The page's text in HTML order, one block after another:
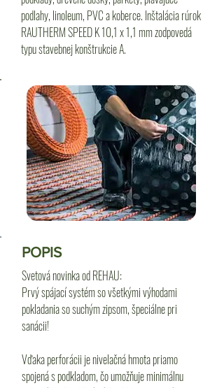
podlahy, linoleum, PVC a koberce. Inštalácia rúrok
RAUTHERM SPEED K 10,1 x 1,1 mm zodpovedá
typu stavebnej konštrukcie A.
POPIS
Svetová novinka od REHAU:
Prvý spájací systém so všetkými výhodami
pokladania so suchým zipsom, špeciálne pri
sanácii!
Vďaka perforácii je nivelačná hmota priamo
spojená s podkladom, čo umožňuje minimálnu